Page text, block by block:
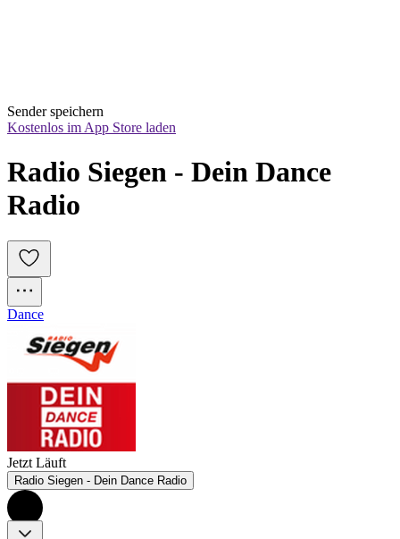
Sender speichern
Kostenlos im App Store laden
Radio Siegen - Dein Dance
Radio
Dance
Jetzt Läuft
Radio Siegen - Dein Dance Radio